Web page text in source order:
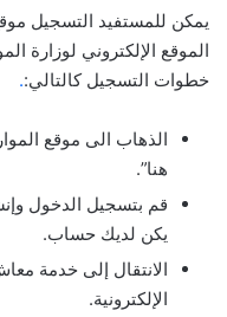
يمكن للمستفيد التسجيل
الموقع الإلكتروني لوزارة
خطوات التسجيل كالتالي:.
الذهاب الى موقع
هنا”.
قم بتسجيل الدخول
يكن لديك حساب.
الانتقال إلى خدمة
الإلكترونية.